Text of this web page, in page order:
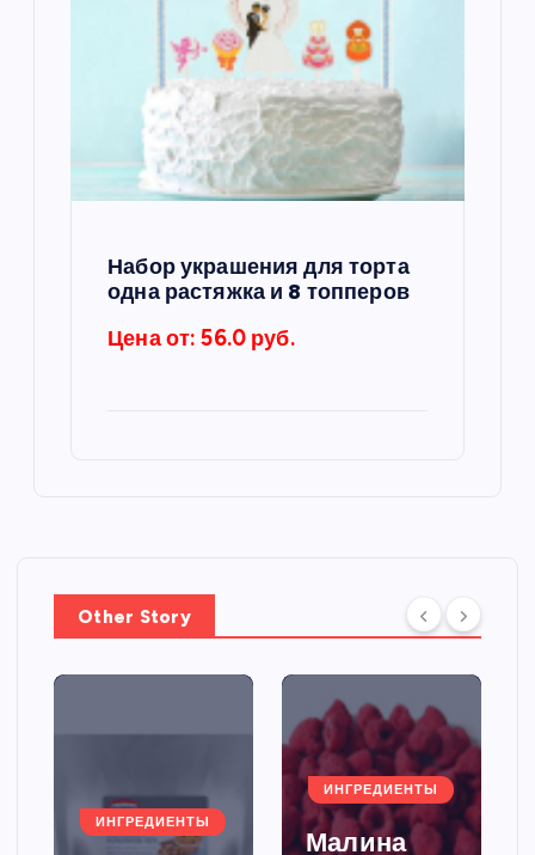
Набор украшения для торта
одна растяжка и 8 топперов
Цена от: 56.0 руб.
Other Story
ИНГРЕДИЕНТЫ
ИНГРЕДИЕНТЫ
Малина